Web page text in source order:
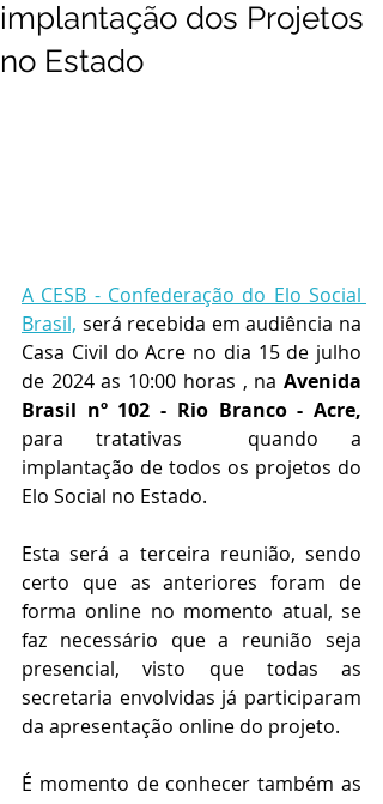
implantação dos Projetos
no Estado
A CESB - Confederação do Elo Social
Brasil, será recebida em audiência na
Casa Civil do Acre no dia 15 de julho
de 2024 as 10:00 horas , na Avenida
Brasil nº 102 - Rio Branco - Acre,
para tratativas  quando a
implantação de todos os projetos do
Elo Social no Estado.
Esta será a terceira reunião, sendo
certo que as anteriores foram de
forma online no momento atual, se
faz necessário que a reunião seja
presencial, visto que todas as
secretaria envolvidas já participaram
da apresentação online do projeto.
É momento de conhecer também as